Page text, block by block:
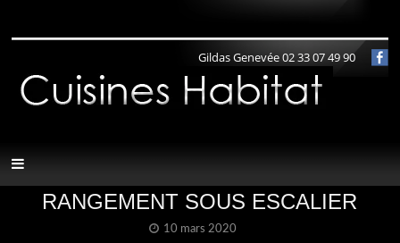
Gildas Genevée 02 33 07 49 90
RANGEMENT SOUS ESCALIER
10 mars 2020